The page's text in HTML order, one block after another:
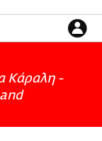
Κάραλη -